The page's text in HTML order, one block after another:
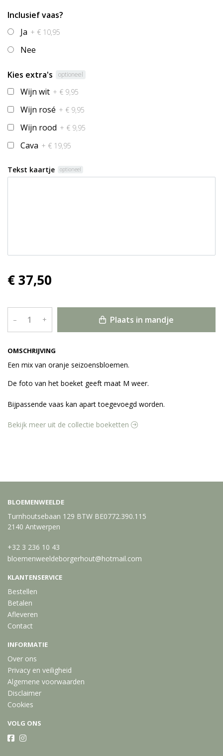
OMSCHRIJVING
Een mix van oranje seizoensbloemen.
De foto van het boeket geeft maat M weer.
Bijpassende vaas kan apart toegevoegd worden.
Inclusief vaas?
Ja + € 10,95
Nee
Kies extra's optioneel
Wijn wit + € 9,95
Wijn rosé + € 9,95
Wijn rood + € 9,95
Cava + € 19,95
Tekst kaartje optioneel
€ 37,50
– + Plaats in mandje
Bekijk meer uit de collectie boeketten
BLOEMENWEELDE
Turnhoutsebaan 129 BTW BE0772.390.115
2140 Antwerpen
+32 3 236 10 43
bloemenweeldeborgerhout@hotmail.com
KLANTENSERVICE
Bestellen
Betalen
Afleveren
Contact
INFORMATIE
Over ons
Privacy en veiligheid
Algemene voorwaarden
Disclaimer
Cookies
VOLG ONS